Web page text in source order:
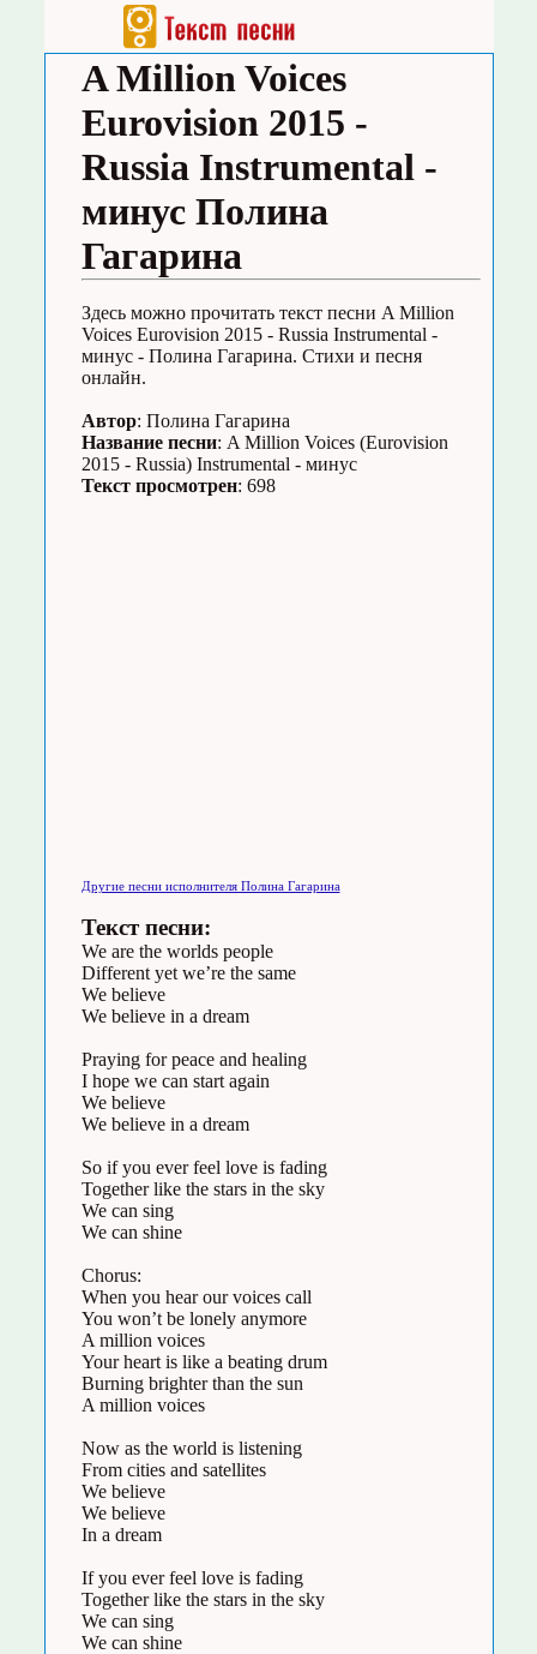
A Million Voices
Eurovision 2015 -
Russia Instrumental -
минус Полина
Гагарина
Здесь можно прочитать текст песни A Million
Voices Eurovision 2015 - Russia Instrumental -
минус - Полина Гагарина. Стихи и песня
онлайн.
Автор: Полина Гагарина
Название песни: A Million Voices (Eurovision
2015 - Russia) Instrumental - минус
Текст просмотрен: 698
Другие песни исполнителя Полина Гагарина
Текст песни:
We are the worlds people
Different yet we’re the same
We believe
We believe in a dream
Praying for peace and healing
I hope we can start again
We believe
We believe in a dream
So if you ever feel love is fading
Together like the stars in the sky
We can sing
We can shine
Chorus:
When you hear our voices call
You won’t be lonely anymore
A million voices
Your heart is like a beating drum
Burning brighter than the sun
A million voices
Now as the world is listening
From cities and satellites
We believe
We believe
In a dream
If you ever feel love is fading
Together like the stars in the sky
We can sing
We can shine